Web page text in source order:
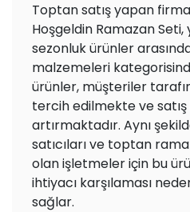
Toptan satış yapan
Hoşgeldin Ramazan
sezonluk ürünler
malzemeleri
ürünler, müşteriler
tercih edilmekte ve satış
artırmaktadır. Aynı
satıcıları ve toptan
olan işletmeler için bu
ihtiyacı karşılaması
sağlar.